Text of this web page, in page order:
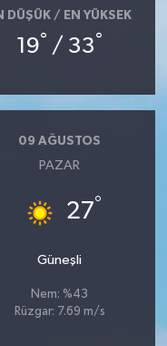
DÜŞÜK / EN YÜKSEK
19° / 33°
09 AĞUSTOS
PAZAR
27°
Güneşli
Nem: %43
Rüzgar: 7.69 m/s